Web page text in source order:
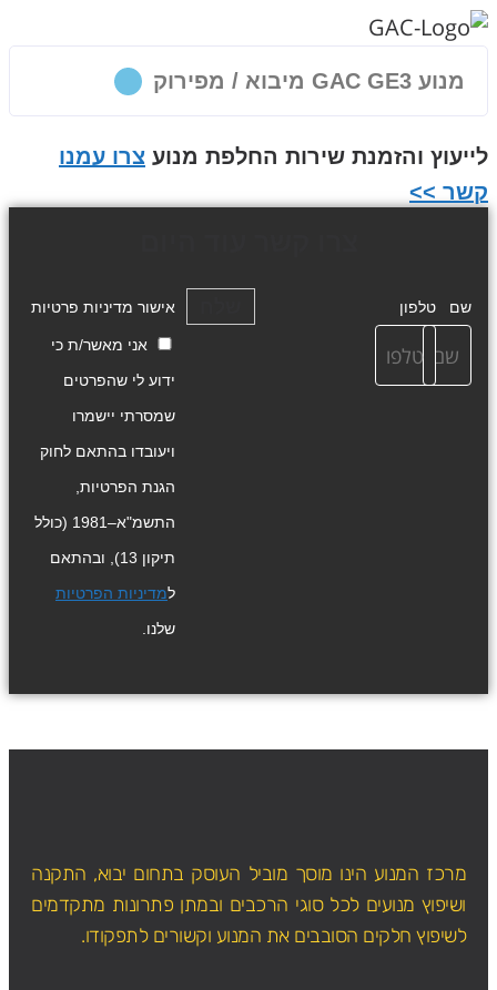
מנוע GAC GE3 מיבוא / מפירוק
לייעוץ והזמנת שירות החלפת מנוע צרו עמנו
קשר >>
שם טלפון אישור מדיניות פרטיות
אני מאשר/ת כי
ידוע לי שהפרטים
שמסרתי יישמרו
ויעובדו בהתאם לחוק
הגנת הפרטיות,
התשמ"א–1981 (כולל
תיקון 13), ובהתאם
למדיניות הפרטיות
שלנו.
מרכז המנוע הינו מוסך מוביל העוסק בתחום יבוא, התקנה
ושיפוץ מנועים לכל סוגי הרכבים ובמתן פתרונות מתקדמים
לשיפוץ חלקים הסובבים את המנוע וקשורים לתפקודו.